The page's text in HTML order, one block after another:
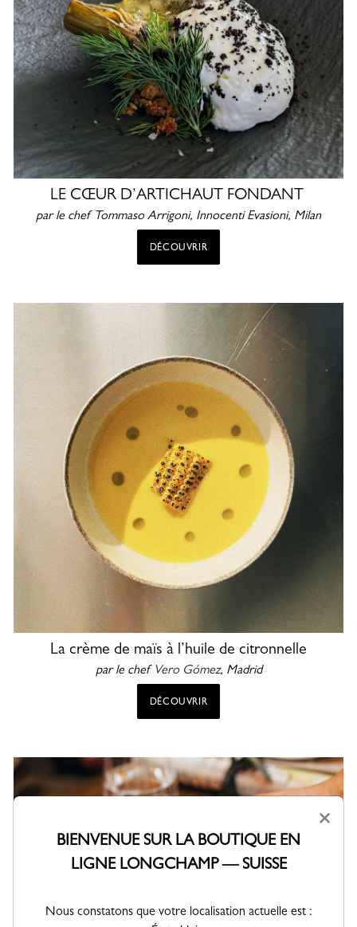
LE CŒUR D’ARTICHAUT FONDANT
par le chef Tommaso Arrigoni, Innocenti Evasioni, Milan
DÉCOUVRIR
La crème de maïs à l’huile de citronnelle
par le chef Vero Gómez, Madrid
DÉCOUVRIR
×
BIENVENUE SUR LA BOUTIQUE EN
LIGNE LONGCHAMP — SUISSE
Nous constatons que votre localisation actuelle est :